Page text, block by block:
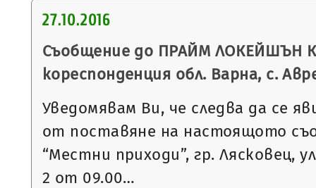
27.10.2016
Съобщение до ПРАЙМ ЛОКЕЙШЪН
кореспонденция обл. Варна, с.
Уведомявам Ви, че следва да се
от поставяне на настоящото
“Местни приходи”, гр. Лясковец,
2 от 09.00…